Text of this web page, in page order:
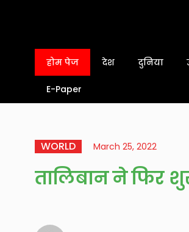
होम पेज देश दुनिया
E-Paper
WORLD March 25, 2022
तालिबान ने फिर